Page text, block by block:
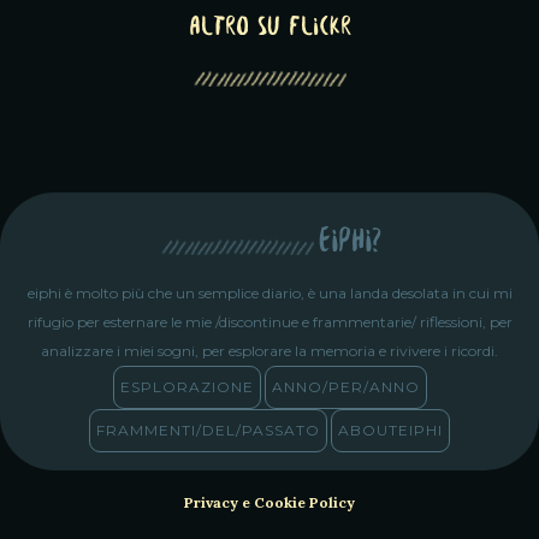
altro su Flickr
eiphi?
eiphi è molto più che un semplice diario, è una landa desolata in cui mi
rifugio per esternare le mie /discontinue e frammentarie/ riflessioni, per
analizzare i miei sogni, per esplorare la memoria e rivivere i ricordi.
ESPLORAZIONE
ANNO/PER/ANNO
FRAMMENTI/DEL/PASSATO ABOUTEIPHI
Privacy e Cookie Policy